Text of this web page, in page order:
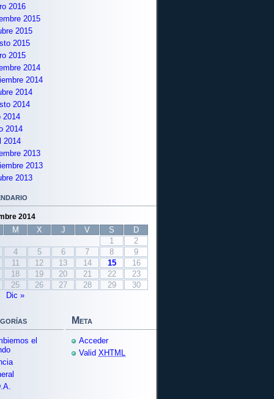
2016
2015
2015
2015
2015
2014
2014
2014
2014
2014
2014
2014
2013
2013
2013
2014
M X J V S
D
1
2
4
5 6 7 8
9
11
12 13 14 15
16
18
19 20 21 22
23
25
26 27 28 29
30
Dic »
el
Meta
Acceder
Valid XHTML